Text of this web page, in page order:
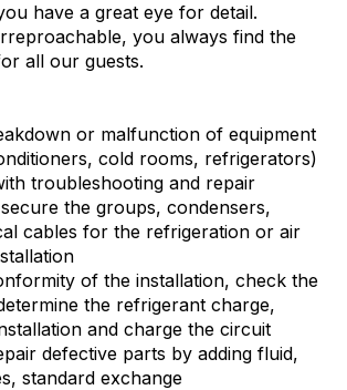
have a great eye for detail.
you always find the
all our guests.
or malfunction of equipment
cold rooms, refrigerators)
troubleshooting and repair
the groups, condensers,
cables for the refrigeration or air
of the installation, check the
the refrigerant charge,
and charge the circuit
defective parts by adding fluid,
standard exchange